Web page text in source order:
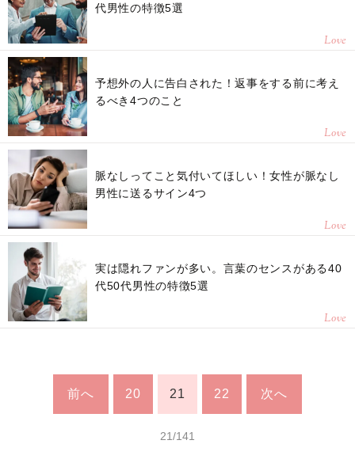
代男性の特徴5選
Love
予想外の人に告白された！返事をする前に考え
るべき4つのこと
Love
脈なしってこと気付いてほしい！女性が脈なし
男性に送るサイン4つ
Love
実は隠れファンが多い。言葉のセンスがある40
代50代男性の特徴5選
Love
前へ 20 21 22 次へ
21/141